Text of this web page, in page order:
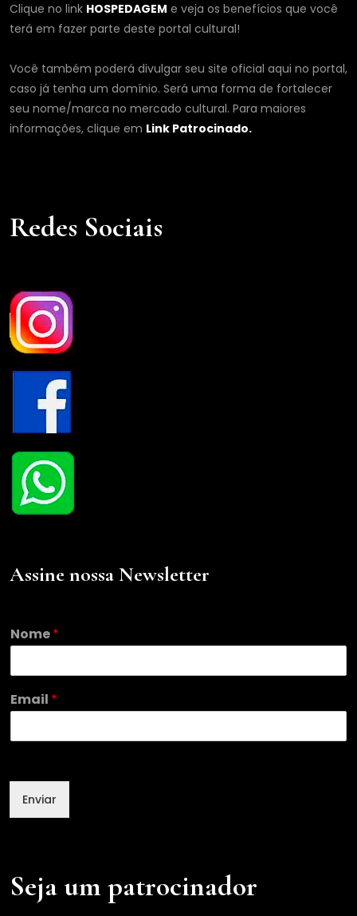
Clique no link HOSPEDAGEM e veja os benefícios que você
terá em fazer parte deste portal cultural!
Você também poderá divulgar seu site oficial aqui no portal,
caso já tenha um domínio. Será uma forma de fortalecer
seu nome/marca no mercado cultural. Para maiores
informações, clique em Link Patrocinado.
Redes Sociais
Assine nossa Newsletter
N
o
e
*
Nome*
Email *
Enviar
Seja um patrocinador